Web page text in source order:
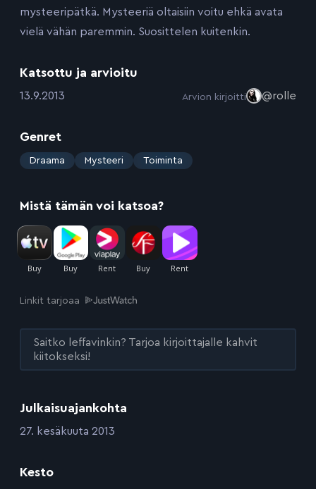
Julkaisuajankohta
:27. kesäkuuta 2013
Kesto
mysteeripätkä. Mysteeriä oltaisiin voitu ehkä avata
vielä vähän paremmin. Suosittelen kuitenkin.
Katsottu ja arvioitu
:13.9.2013 Arvion kirjoitti @rolle
Genret
: Draama Mysteeri Toiminta
Mistä tämän voi katsoa?
Linkit tarjoaa
Saitko leffavinkin? Tarjoa kirjoittajalle kahvit
kiitokseksi!